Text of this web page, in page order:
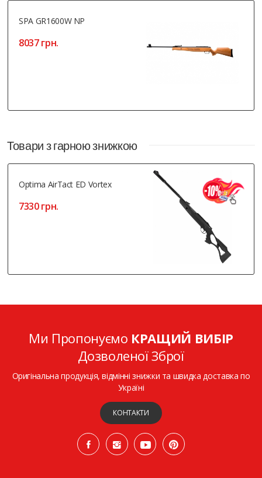
SPA GR1600W NP
8037 грн.
Товари з гарною знижкою
Optima AirTact ED Vortex
7330 грн.
Ми Пропонуємо КРАЩИЙ ВИБІР
Дозволеної Зброї
Оригінальна продукція, відмінні знижки та швидка доставка по
Україні
КОНТАКТИ